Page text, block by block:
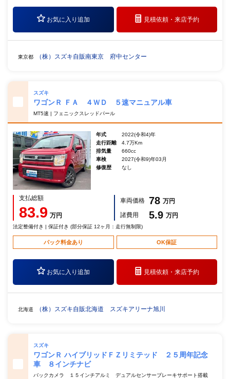
お気に入り追加 見積依頼・来店予約
東京都 （株）スズキ自販南東京 府中センター
スズキ
ワゴンＲ ＦＡ ４ＷＤ ５速マニュアル車
MT5速 | フェニックスレッドパール
年式
2022(令和4)年
走行距離
4.7万Km
排気量
660cc
車検
2027(令和9)年03月
修復歴
なし
支払総額
83.9 万円
車両価格 78 万円
諸費用
5.9 万円
法定整備付き | 保証付き (部分保証 12ヶ月：走行無制限)
パック料金あり OK保証
お気に入り追加 見積依頼・来店予約
北海道 （株）スズキ自販北海道 スズキアリーナ旭川
スズキ
ワゴンＲ ハイブリッドＦＺリミテッド ２５周年記念
車 ８インチナビ
バックカメラ １５インチアルミ デュアルセンサーブレーキサポート搭載